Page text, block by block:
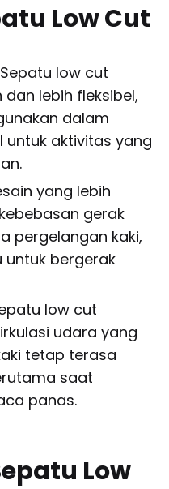
Low Cut
low cut
lebih fleksibel,
dalam
aktivitas yang
yang lebih
gerak
pergelangan kaki,
untuk bergerak
low cut
udara yang
tetap terasa
saat
panas.
Low